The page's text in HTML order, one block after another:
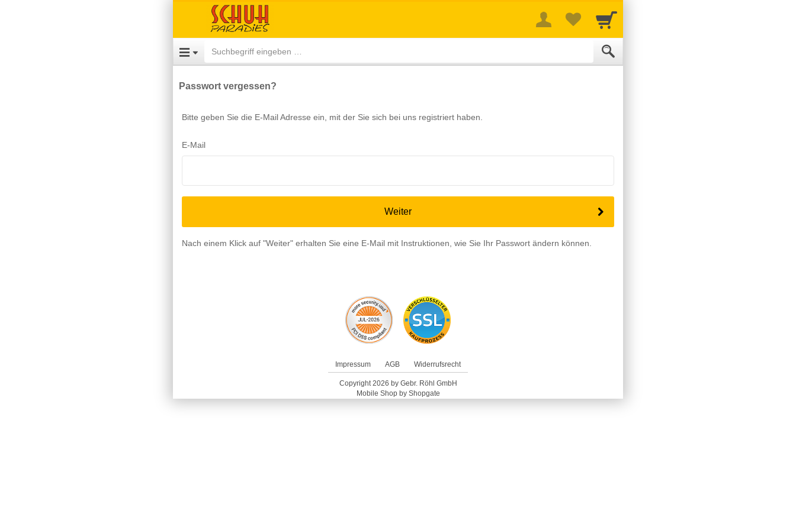
Passwort vergessen?
Bitte geben Sie die E-Mail Adresse ein, mit der Sie sich bei uns registriert haben.
E-Mail
Weiter
Nach einem Klick auf "Weiter" erhalten Sie eine E-Mail mit Instruktionen, wie Sie Ihr Passwort ändern können.
Impressum AGB Widerrufsrecht
Copyright 2026 by Gebr. Röhl GmbH
Mobile Shop by Shopgate